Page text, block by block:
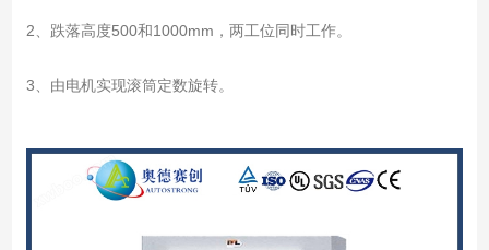
2、跌落高度500和1000mm，两工位同时工作。
3、由电机实现滚筒定数旋转。